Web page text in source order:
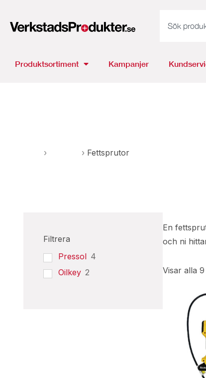
Produktsortiment Kampanjer
Filtrera
Pressol 4
Oilkey 2
› › Fettsprutor
En
och ni
Visar alla